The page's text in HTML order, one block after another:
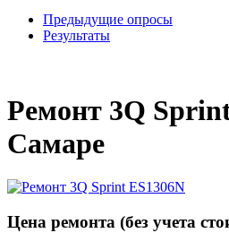
Предыдущие опросы
Результаты
Ремонт 3Q
Самаре
Цена ремонта (без учета